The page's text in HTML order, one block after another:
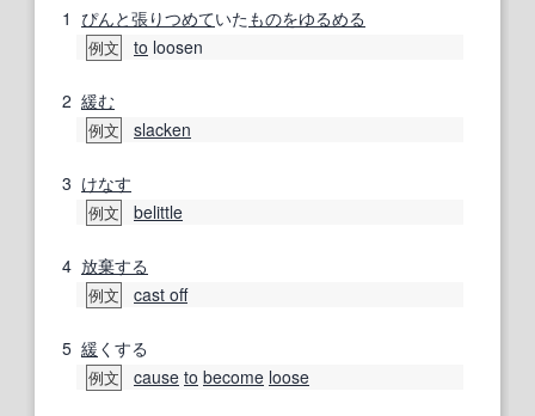
1 ぴんと張りつめていたものをゆるめる
例文 to loosen
2 緩む
例文 slacken
3 けなす
例文 belittle
4 放棄する
例文 cast off
5 緩 くする
例文 cause to become loose